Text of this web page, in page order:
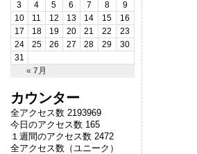
« 7月
3
4 5 6 7 8
9
10
11 12 13 14 15
16
17
18 19 20 21 22
23
24
25 26 27 28 29
30
31
カウンター
全アクセス数 2193969
今日のアクセス数 165
１週間のアクセス数 2472
全アクセス数（ユニーク）